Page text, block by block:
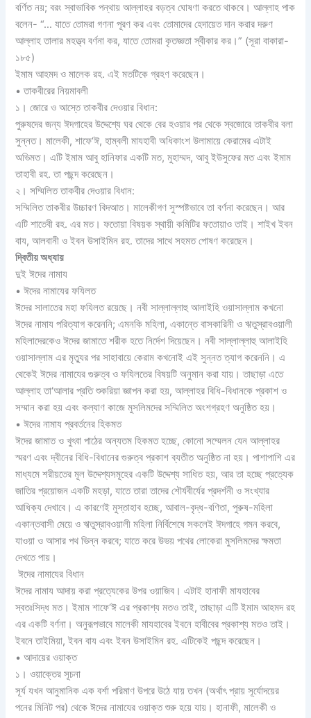
বর্ণিত নয়; বরং স্বাভাবিক পন্থায় আল্লাহর বড়ত্ব ঘোষণা করতে থাকবে। আল্লাহ পাক
বলেন- “… যাতে তোমরা গণনা পূরণ কর এবং তোমাদের হেদায়েত দান করার দরুণ
আল্লাহ তালার মহত্ত্ব বর্ণনা কর, যাতে তোমরা কৃতজ্ঞতা স্বীকার কর।” (সূরা বাকারা-
১৮৫)
ইমাম আহমদ ও মালেক রহ. এই মতটিকে গ্রহণ করেছেন।
• তাকবীরের নিয়মাবলী
১। জোরে ও আস্তে তাকবীর দেওয়ার বিধান:
পুরুষদের জন্য ঈদগাহের উদ্দেশ্যে ঘর থেকে বের হওয়ার পর থেকে স্বজোরে তাকবীর বলা
সুন্নত। মালেকী, শাফে‘ঈ, হাম্বলী মাযহাবী অধিকাংশ উলামায়ে কেরামের এটাই
অভিমত। এটি ইমাম আবু হানিফার একটি মত, মুহাম্মদ, আবু ইউসুফের মত এবং ইমাম
তাহাবী রহ. তা পছন্দ করেছেন।
২। সম্মিলিত তাকবীর দেওয়ার বিধান:
সম্মিলিত তাকবীর উচ্চারণ বিদআত। মালেকীগণ সুস্পষ্টভাবে তা বর্ণনা করেছেন। আর
এটি শাতেবী রহ. এর মত। ফতোয়া বিষয়ক স্থায়ী কমিটির ফতোয়াও তাই। শাইখ ইবন
বায, আলবানী ও ইবন উসাইমিন রহ. তাদের সাথে সহমত পোষণ করেছেন।
দ্বিতীয় অধ্যায়
দুই ঈদের নামায
• ঈদের নামাযের ফযিলত
ঈদের সালাতের মহা ফযিলত রয়েছে। নবী সাল্লাল্লাহু আলাইহি ওয়াসাল্লাম কখনো
ঈদের নামায পরিত্যাগ করেননি; এমনকি মহিলা, একান্তে বাসকারিনী ও ঋতুস্রাবওয়ালী
মহিলাদেরকেও ঈদের জামাতে শরীক হতে নির্দেশ দিয়েছেন। নবী সাল্লাল্লাহু আলাইহি
ওয়াসাল্লাম এর মৃত্যুর পর সাহাবায়ে কেরাম কখনোই এই সুন্নত ত্যাগ করেননি। এ
থেকেই ঈদের নামাযের গুরুত্ব ও ফযিলতের বিষয়টি অনুমান করা যায়। তাছাড়া এতে
আল্লাহ তা‘আলার প্রতি শুকরিয়া জ্ঞাপন করা হয়, আল্লাহর বিধি-বিধানকে প্রকাশ ও
সম্মান করা হয় এবং কল্যাণ কাজে মুসলিমদের সম্মিলিত অংশগ্রহণ অনুষ্ঠিত হয়।
• ঈদের নামায প্রবর্তনের হিকমত
ঈদের জামাত ও খুৎবা পাঠের অন্যতম হিকমত হচ্ছে, কোনো সম্মেলন যেন আল্লাহর
স্মরণ এবং দ্বীনের বিধি-বিধানের গুরুত্ব প্রকাশ ব্যতীত অনুষ্ঠিত না হয়। পাশাপাশি এর
মাধ্যমে শরীয়তের মূল উদ্দেশ্যসমূহের একটি উদ্দেশ্য সাধিত হয়, আর তা হচ্ছে প্রত্যেক
জাতির প্রয়োজন একটি মহড়া, যাতে তারা তাদের শৌর্যবীর্যের প্রদর্শনী ও সংখ্যার
আধিক্য দেখাবে। এ কারণেই মুস্তাহাব হচ্ছে, আবাল-বৃদ্ধ-বণিতা, পুরুষ-মহিলা
একান্তবাসী মেয়ে ও ঋতুস্রাবওয়ালী মহিলা নির্বিশেষে সকলেই ঈদগাহে গমন করবে,
যাওয়া ও আসার পথ ভিন্ন করবে; যাতে করে উভয় পথের লোকেরা মুসলিমদের ক্ষমতা
দেখতে পায়।
ঈদের নামাযের বিধান
ঈদের নামায আদায় করা প্রত্যেকের উপর ওয়াজিব। এটাই হানাফী মাযহাবের
স্বতঃসিদ্ধ মত। ইমাম শাফে‘ঈ এর প্রকাশ্য মতও তাই, তাছাড়া এটি ইমাম আহমদ রহ
এর একটি বর্ণনা। অনুরূপভাবে মালেকী মাযহাবের ইবনে হাবীবের প্রকাশ্য মতও তাই।
ইবনে তাইমিয়া, ইবন বায এবং ইবন উসাইমিন রহ. এটিকেই পছন্দ করেছেন।
• আদায়ের ওয়াক্ত
১। ওয়াক্তের সূচনা
সূর্য যখন আনুমানিক এক বর্শা পরিমাণ উপরে উঠে যায় তখন (অর্থাৎ প্রায় সূর্যোদয়ের
পনের মিনিট পর) থেকে ঈদের নামাযের ওয়াক্ত শুরু হয়ে যায়। হানাফী, মালেকী ও